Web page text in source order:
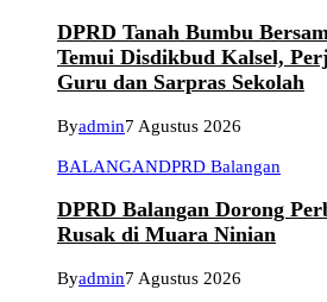
DPRD Tanah Bumbu
Temui Disdikbud Kalsel,
Guru dan Sarpras Sekolah
Byadmin7 Agustus 2026
BALANGANDPRD Balangan
DPRD Balangan Dorong
Rusak di Muara Ninian
Byadmin7 Agustus 2026